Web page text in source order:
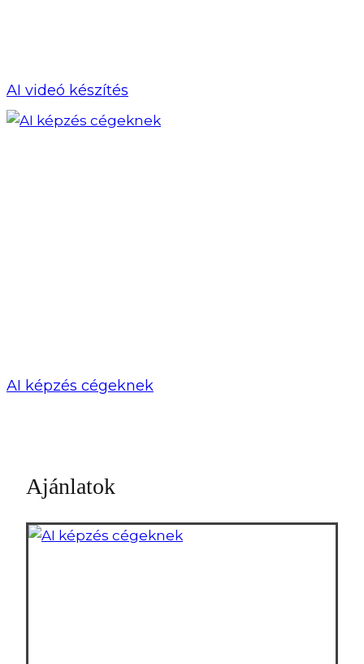
AI videó készítés
AI képzés cégeknek
Ajánlatok